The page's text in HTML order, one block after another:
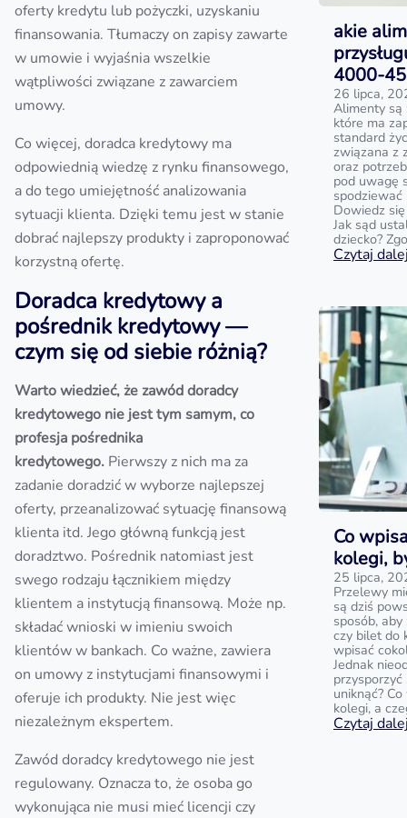
oferty kredytu lub pożyczki, uzyskaniu
finansowania. Tłumaczy on zapisy zawarte
w umowie i wyjaśnia wszelkie
wątpliwości związane z zawarciem
umowy.
Co więcej, doradca kredytowy ma
odpowiednią wiedzę z rynku finansowego,
a do tego umiejętność analizowania
sytuacji klienta. Dzięki temu jest w stanie
dobrać najlepszy produkty i zaproponować
korzystną ofertę.
Doradca kredytowy a
pośrednik kredytowy —
czym się od siebie różnią?
Warto wiedzieć, że zawód doradcy
kredytowego nie jest tym samym, co
profesja pośrednika
kredytowego. Pierwszy z nich ma za
zadanie doradzić w wyborze najlepszej
oferty, przeanalizować sytuację finansową
klienta itd. Jego główną funkcją jest
doradztwo. Pośrednik natomiast jest
swego rodzaju łącznikiem między
klientem a instytucją finansową. Może np.
składać wnioski w imieniu swoich
klientów w bankach. Co ważne, zawiera
on umowy z instytucjami finansowymi i
oferuje ich produkty. Nie jest więc
niezależnym ekspertem.
Zawód doradcy kredytowego nie jest
regulowany. Oznacza to, że osoba go
wykonująca nie musi mieć licencji czy
akie
4000-
26 lipca,
Alimenty są
które ma
standard
związana z
oraz
pod uwagę
Dowiedz
Jak sąd
dziecko?
Czytaj
Co
kolegi,
25 lipca,
Przelewy
są dziś
sposób,
czy bilet do
wpisać
Jednak
uniknąć?
kolegi, a
Czytaj